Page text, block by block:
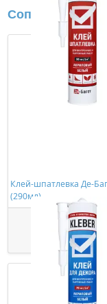
Клей-шпатлевка Де-
(290мл)
363,00 ₽/шт
Купить